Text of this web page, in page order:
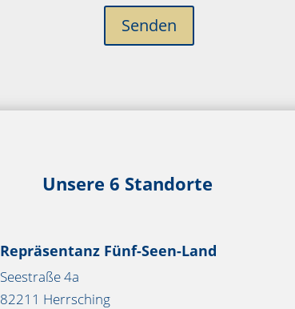
Senden
Unsere 6 Standorte
Repräsentanz Fünf-Seen-Land
Seestraße 4a
82211 Herrsching